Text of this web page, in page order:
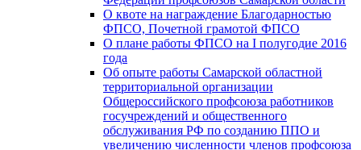
О квоте на награждение Благодарностью
ФПСО, Почетной грамотой ФПСО
О плане работы ФПСО на I полугодие 2016
года
Об опыте работы Самарской областной
территориальной организации
Общероссийского профсоюза работников
госучреждений и общественного
обслуживания РФ по созданию ППО и
увеличению численности членов профсоюза